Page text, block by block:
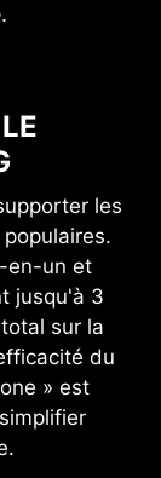
les
en-un et
jusqu'à 3
sur la
du
» est
des